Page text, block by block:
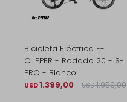
Bicicleta Eléctrica E-
CLIPPER - Rodado 20 - S-
PRO - Blanco
USD1.399,00 USD 1.950,00